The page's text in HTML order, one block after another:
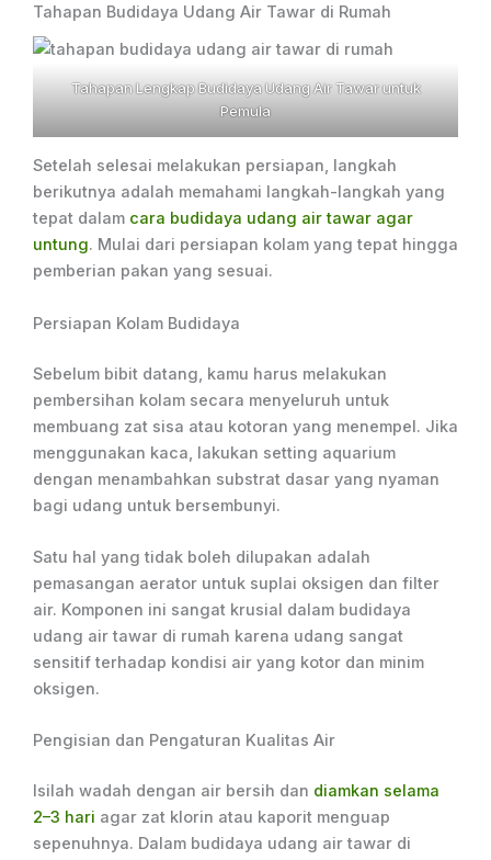
Tahapan Budidaya Udang Air Tawar di Rumah
Tahapan Lengkap Budidaya Udang Air Tawar untuk
Pemula
Setelah selesai melakukan persiapan, langkah
berikutnya adalah memahami langkah-langkah yang
tepat dalam cara budidaya udang air tawar agar
untung. Mulai dari persiapan kolam yang tepat hingga
pemberian pakan yang sesuai.
Persiapan Kolam Budidaya
Sebelum bibit datang, kamu harus melakukan
pembersihan kolam secara menyeluruh untuk
membuang zat sisa atau kotoran yang menempel. Jika
menggunakan kaca, lakukan setting aquarium
dengan menambahkan substrat dasar yang nyaman
bagi udang untuk bersembunyi.
Satu hal yang tidak boleh dilupakan adalah
pemasangan aerator untuk suplai oksigen dan filter
air. Komponen ini sangat krusial dalam budidaya
udang air tawar di rumah karena udang sangat
sensitif terhadap kondisi air yang kotor dan minim
oksigen.
Pengisian dan Pengaturan Kualitas Air
Isilah wadah dengan air bersih dan diamkan selama
2–3 hari agar zat klorin atau kaporit menguap
sepenuhnya. Dalam budidaya udang air tawar di